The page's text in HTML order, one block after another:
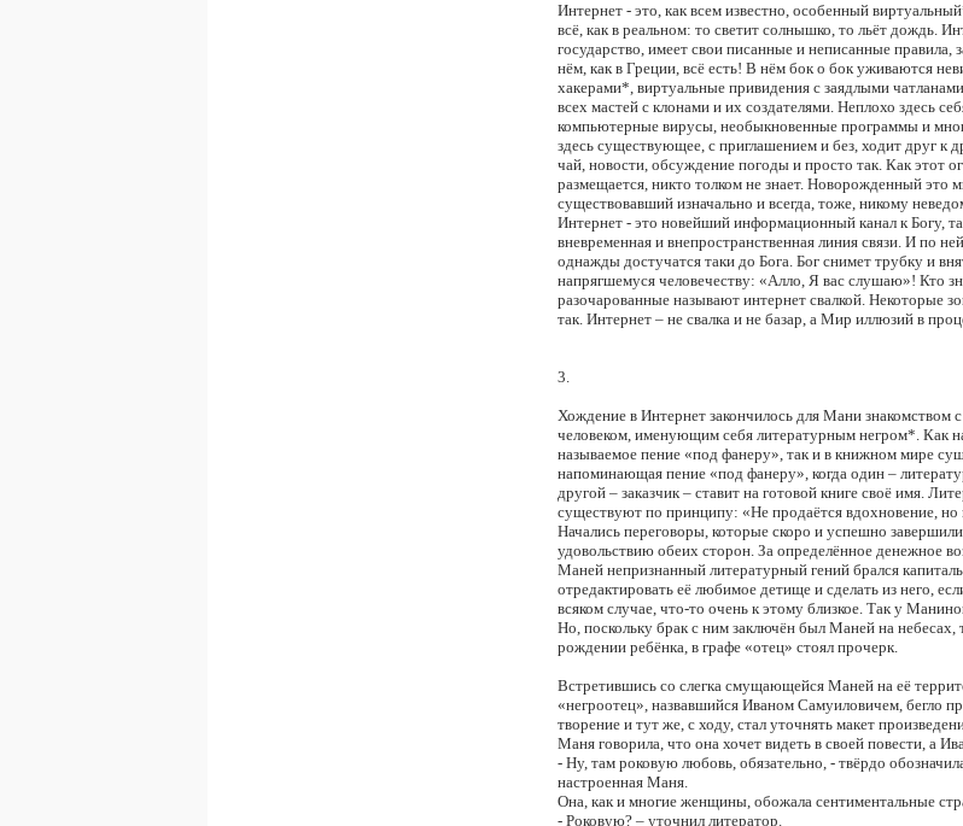
Интернет - это, как всем известно, особенный
всё, как в реальном: то светит солнышко, то льёт дождь.
государство, имеет свои писанные и неписанные правила,
нём, как в Греции, всё есть! В нём бок о бок уживаются
хакерами*, виртуальные привидения с заядлыми
всех мастей с клонами и их создателями. Неплохо здесь
компьютерные вирусы, необыкновенные программы и
здесь существующее, с приглашением и без, ходит друг к
чай, новости, обсуждение погоды и просто так. Как этот
размещается, никто толком не знает. Новорожденный это
существовавший изначально и всегда, тоже, никому
Интернет - это новейший информационный канал к Богу,
вневременная и внепространственная линия связи. И по
однажды достучатся таки до Бога. Бог снимет трубку и
напрягшемуся человечеству: «Алло, Я вас слушаю»! Кто
разочарованные называют интернет свалкой. Некоторые
так. Интернет – не свалка и не базар, а Мир иллюзий в
3.
Хождение в Интернет закончилось для Мани знакомством
человеком, именующим себя литературным негром*. Как
называемое пение «под фанеру», так и в книжном мире
напоминающая пение «под фанеру», когда один –
другой – заказчик – ставит на готовой книге своё имя.
существуют по принципу: «Не продаётся вдохновение,
Начались переговоры, которые скоро и успешно
удовольствию обеих сторон. За определённое денежное
Маней непризнанный литературный гений брался
отредактировать её любимое детище и сделать из него,
всяком случае, что-то очень к этому близкое. Так у
Но, поскольку брак с ним заключён был Маней на небесах,
рождении ребёнка, в графе «отец» стоял прочерк.
Встретившись со слегка смущающейся Маней на её
«негроотец», назвавшийся Иваном Самуиловичем, бегло
творение и тут же, с ходу, стал уточнять макет
Маня говорила, что она хочет видеть в своей повести, а
- Ну, там роковую любовь, обязательно, - твёрдо
настроенная Маня.
Она, как и многие женщины, обожала сентиментальные
- Роковую? – уточнил литератор.